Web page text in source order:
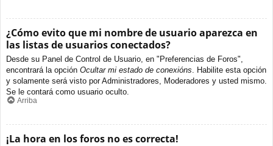
¿Cómo evito que mi nombre de usuario aparezca en
las listas de usuarios conectados?
Desde su Panel de Control de Usuario, en "Preferencias de Foros",
encontrará la opción Ocultar mi estado de conexións. Habilite esta opción
y solamente será visto por Administradores, Moderadores y usted mismo.
Se le contará como usuario oculto.
Arriba
¡La hora en los foros no es correcta!